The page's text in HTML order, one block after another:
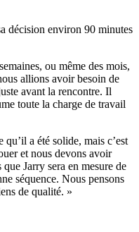
décision environ 90 minutes
ou même des mois,
allions avoir besoin de
avant la rencontre. Il
toute la charge de travail
a été solide, mais c’est
et nous devons avoir
Jarry sera en mesure de
séquence. Nous pensons
de qualité. »